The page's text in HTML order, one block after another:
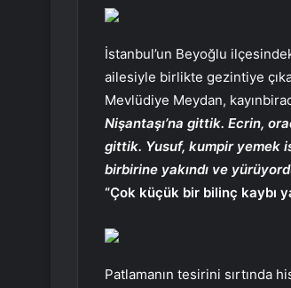
İstanbul’un Beyoğlu
ailesiyle birlikte gezintiye
Mevlüdiye Meydan,
Nişantaşı’na gittik. Ecrin,
gittik. Yusuf, kumpir yemek
birbirine yakındı ve
“Çok küçük bir bilinç kaybı
Patlamanın tesirini sırtında